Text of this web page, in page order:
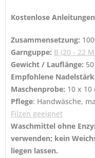
Kostenlose
Zusammensetzung:
Garnguppe: B (20 - 22
Gewicht / Lauflänge:
Empfohlene
Maschenprobe: 10 x 10
Pflege: Handwäsche,
Filzen geeignet
Waschmittel ohne
verwenden; kein
liegen lassen.